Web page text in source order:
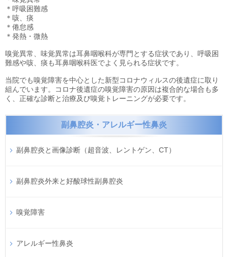
＊呼吸困難感
＊咳、痰
＊倦怠感
＊発熱・微熱
嗅覚異常、味覚異常は耳鼻咽喉科が専門とする症状であり、呼吸困
難感や咳、痰も耳鼻咽喉科医でよく見られる症状です。
当院でも嗅覚障害を中心とした新型コロナウィルスの後遺症に取り
組んでいます。コロナ後遺症の嗅覚障害の原因は複合的な場合も多
く、正確な診断と治療及び嗅覚トレーニングが必要です。
副鼻腔炎・アレルギー性鼻炎
副鼻腔炎と画像診断（超音波、レントゲン、CT）
副鼻腔炎外来と好酸球性副鼻腔炎
嗅覚障害
アレルギー性鼻炎